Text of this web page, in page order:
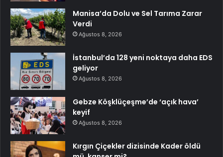
Manisa’da Dolu ve Sel Tarıma Zarar
Verdi
Ağustos 8, 2026
İstanbul’da 128 yeni noktaya daha EDS
geliyor
Ağustos 8, 2026
Gebze Köşklüçeşme’de ‘açık hava’
keyif
Ağustos 8, 2026
Kırgın Çiçekler dizisinde Kader öldü